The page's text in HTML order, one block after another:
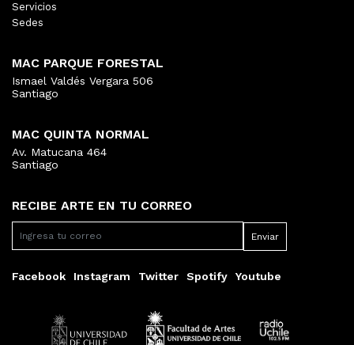
RECIBE ARTE EN TU CORREO
Facebook Instagram Twitter Spotify Youtube
Servicios
Sedes
MAC PARQUE FORESTAL
Ismael Valdés Vergara 506
Santiago
MAC QUINTA NORMAL
Av. Matucana 464
Santiago